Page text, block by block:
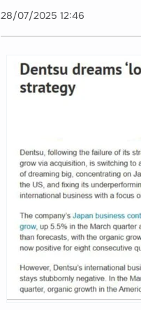
28/07/2025 12:46